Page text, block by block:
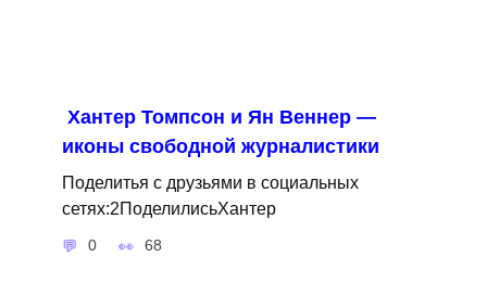
Хантер Томпсон и Ян Веннер —
иконы свободной журналистики
Поделитья с друзьями в социальных
сетях:2ПоделилисьХантер
0 68